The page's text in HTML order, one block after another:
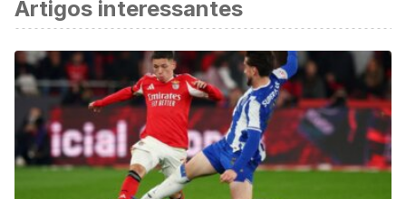
Artigos interessantes